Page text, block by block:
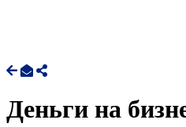
Деньги на